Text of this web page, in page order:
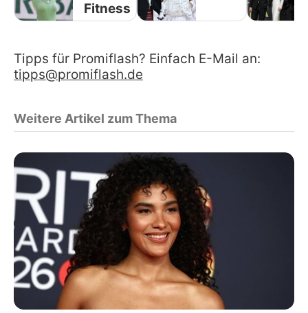
Fitness
Tipps für Promiflash? Einfach E-Mail an:
tipps@promiflash.de
Weitere Artikel zum Thema